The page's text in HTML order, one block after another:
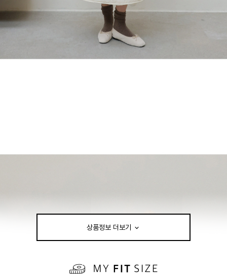
상품정보 더보기